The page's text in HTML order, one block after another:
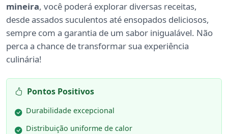
mineira, você poderá explorar diversas receitas,
desde assados suculentos até ensopados deliciosos,
sempre com a garantia de um sabor inigualável. Não
perca a chance de transformar sua experiência
culinária!
Pontos Positivos
Durabilidade excepcional
Distribuição uniforme de calor